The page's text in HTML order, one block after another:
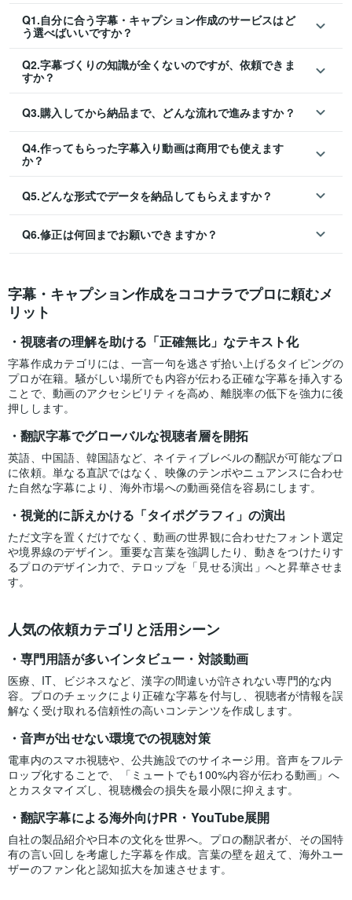
Q1.自分に合う字幕・キャプション作成のサービスはど
う選べばいいですか？
Q2.字幕づくりの知識が全くないのですが、依頼できま
すか？
Q3.購入してから納品まで、どんな流れで進みますか？
Q4.作ってもらった字幕入り動画は商用でも使えます
か？
Q5.どんな形式でデータを納品してもらえますか？
Q6.修正は何回までお願いできますか？
字幕・キャプション作成をココナラでプロに頼むメ
リット
視聴者の理解を助ける「正確無比」なテキスト化
字幕作成カテゴリには、一言一句を逃さず拾い上げるタイピングの
プロが在籍。騒がしい場所でも内容が伝わる正確な字幕を挿入する
ことで、動画のアクセシビリティを高め、離脱率の低下を強力に後
押しします。
翻訳字幕でグローバルな視聴者層を開拓
英語、中国語、韓国語など、ネイティブレベルの翻訳が可能なプロ
に依頼。単なる直訳ではなく、映像のテンポやニュアンスに合わせ
た自然な字幕により、海外市場への動画発信を容易にします。
視覚的に訴えかける「タイポグラフィ」の演出
ただ文字を置くだけでなく、動画の世界観に合わせたフォント選定
や境界線のデザイン。重要な言葉を強調したり、動きをつけたりす
るプロのデザイン力で、テロップを「見せる演出」へと昇華させま
す。
人気の依頼カテゴリと活用シーン
専門用語が多いインタビュー・対談動画
医療、IT、ビジネスなど、漢字の間違いが許されない専門的な内
容。プロのチェックにより正確な字幕を付与し、視聴者が情報を誤
解なく受け取れる信頼性の高いコンテンツを作成します。
音声が出せない環境での視聴対策
電車内のスマホ視聴や、公共施設でのサイネージ用。音声をフルテ
ロップ化することで、「ミュートでも100%内容が伝わる動画」へ
とカスタマイズし、視聴機会の損失を最小限に抑えます。
翻訳字幕による海外向けPR・YouTube展開
自社の製品紹介や日本の文化を世界へ。プロの翻訳者が、その国特
有の言い回しを考慮した字幕を作成。言葉の壁を超えて、海外ユー
ザーのファン化と認知拡大を加速させます。